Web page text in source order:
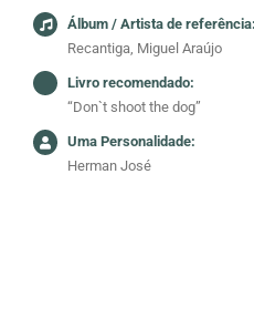
Álbum / Artista de referência:
Recantiga, Miguel Araújo
Livro recomendado:
“Don`t shoot the dog”
Uma Personalidade:
Herman José